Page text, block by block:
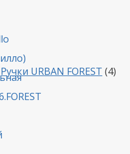
Ручки URBAN FOREST 4